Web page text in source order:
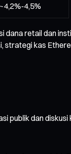
4,5%
dana retail dan
strategi kas
publik dan diskusi